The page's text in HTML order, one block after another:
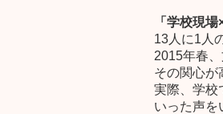
「学校現
13人に1人
2015年春
その関心が
実際、学校
いった声を